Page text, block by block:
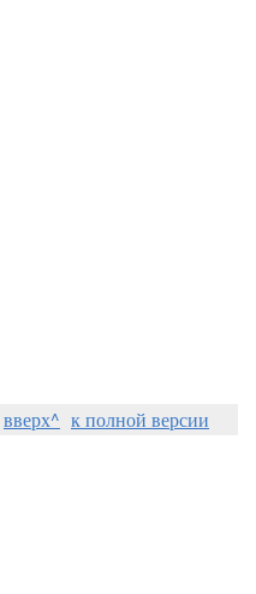
вверх^ к полной версии